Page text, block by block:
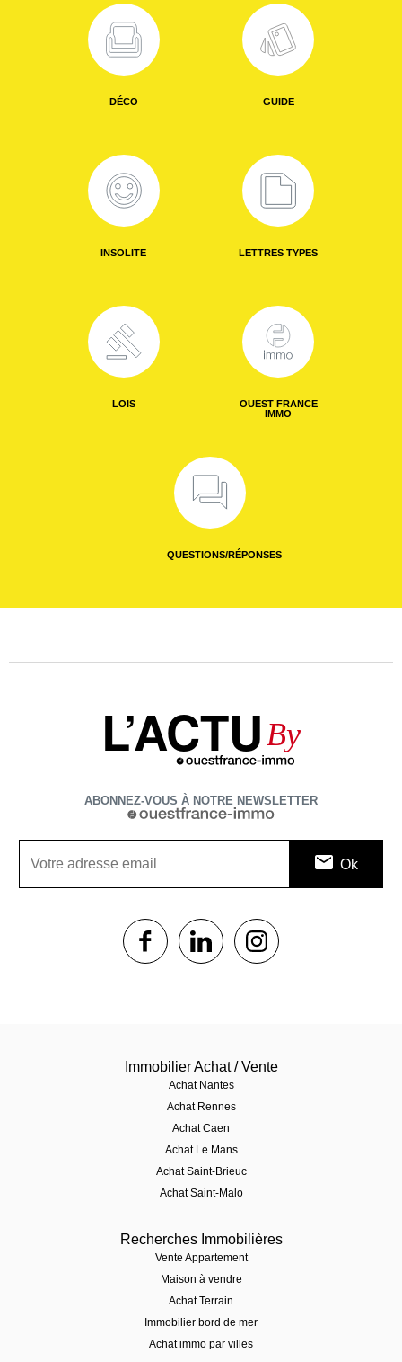
DÉCO GUIDE
INSOLITE LETTRES TYPES
LOIS
OUEST FRANCE
IMMO
QUESTIONS/RÉPONSES
L’ACTU By
ABONNEZ-VOUS À NOTRE NEWSLETTER
1$s 1$s
Immobilier Achat / Vente
Achat Nantes
Achat Rennes
Achat Caen
Achat Le Mans
Achat Saint-Brieuc
Achat Saint-Malo
Recherches Immobilières
Vente Appartement
Maison à vendre
Achat Terrain
Immobilier bord de mer
Achat immo par villes